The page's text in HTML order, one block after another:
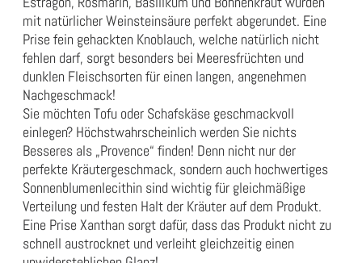
mit natürlicher Weinsteinsäure perfekt abgerundet. Eine
Prise fein gehackten Knoblauch, welche natürlich nicht
fehlen darf, sorgt besonders bei Meeresfrüchten und
dunklen Fleischsorten für einen langen, angenehmen
Nachgeschmack!
Sie möchten Tofu oder Schafskäse geschmackvoll
einlegen? Höchstwahrscheinlich werden Sie nichts
Besseres als „Provence“ finden! Denn nicht nur der
perfekte Kräutergeschmack, sondern auch hochwertiges
Sonnenblumenlecithin sind wichtig für gleichmäßige
Verteilung und festen Halt der Kräuter auf dem Produkt.
Eine Prise Xanthan sorgt dafür, dass das Produkt nicht zu
schnell austrocknet und verleiht gleichzeitig einen